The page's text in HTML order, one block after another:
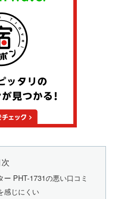
ー PHT-1731の悪い口コミ
感じにくい